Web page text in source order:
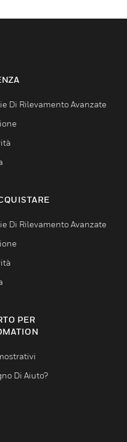
Di Rilevamento Avanzate
Di Rilevamento Avanzate
PER
Di Aiuto?